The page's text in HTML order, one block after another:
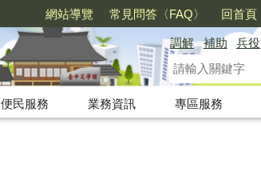
網站導覽 常見問答〈FAQ〉 回首頁
調解 補助
兵役
便民服務 業務資訊
專區服務